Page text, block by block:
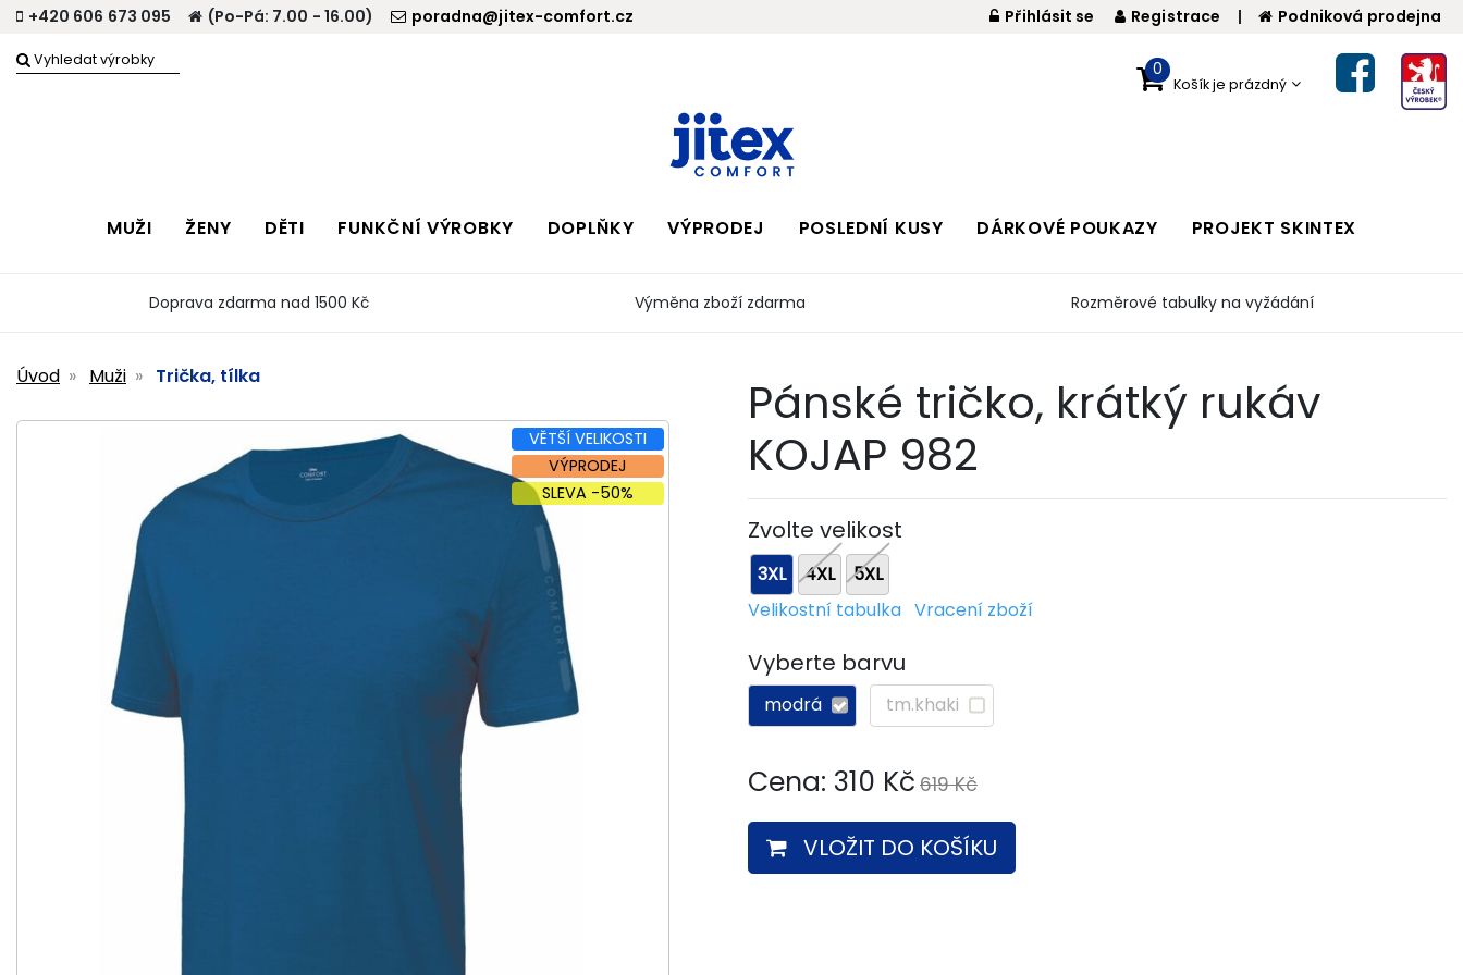
+420 606 673 095 (Po-Pá: 7.00 - 16.00) poradna@jitex-comfort.cz Přihlásit se Registrace | Podniková prodejna
0
Košík je prázdný
MUŽI ŽENY DĚTI FUNKČNÍ VÝROBKY DOPLŇKY VÝPRODEJ POSLEDNÍ KUSY DÁRKOVÉ POUKAZY PROJEKT SKINTEX
Doprava zdarma nad 1500 Kč Výměna zboží zdarma Rozměrové tabulky na vyžádání
Úvod Muži Trička, tílka
VĚTŠÍ VELIKOSTI
VÝPRODEJ
SLEVA -50%
Pánské tričko, krátký rukáv
KOJAP 982
Zvolte velikost
3XL 4XL
5XL
Velikostní tabulka Vracení zboží
Vyberte barvu
modrá tm.khaki
Cena: 310 Kč 619 Kč
VLOŽIT DO KOŠÍKU